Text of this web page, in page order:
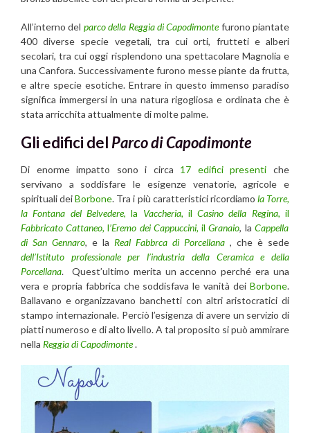
All’interno del parco della Reggia di Capodimontefurono piantate
400 diverse specie vegetali, tra cui orti, frutteti e alberi
secolari, tra cui oggi risplendono una spettacolare Magnolia e
una Canfora. Successivamente furono messe piante da frutta,
e altre specie esotiche. Entrare in questo immenso paradiso
significa immergersi in una natura rigogliosa e ordinata che è
stata arricchita attualmente di molte palme.
Gli edifici del Parco di Capodimonte
Di enorme impatto sono i circa 17 edifici presenti che
servivano a soddisfare le esigenze venatorie, agricole e
spirituali deiBorbone. Tra i più caratteristici ricordiamo la Torre,
la Fontana del Belvedere, la Vaccheria, il Casino della Regina,il
Fabbricato Cattaneo,l’Eremo dei Cappuccini,il Granaio, la Cappella
di San Gennaro, e la Real Fabbrca di Porcellana , che è sede
dell’Istituto professionale per l’industria della Ceramica e della
Porcellana. Quest’ultimo merita un accenno perché era una
vera e propria fabbrica che soddisfava le vanità dei Borbone.
Ballavano e organizzavano banchetti con altri aristocratici di
stampo internazionale. Perciò l’esigenza di avere un servizio di
piatti numeroso e di alto livello. A tal proposito si può ammirare
nella Reggia di Capodimonte.